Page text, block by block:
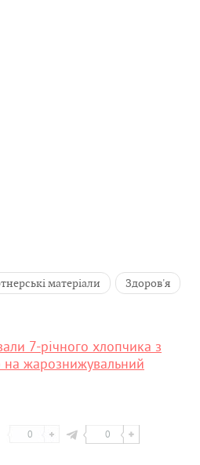
матеріали Здоров'я
7-річного хлопчика з
жарознижувальний
0 0